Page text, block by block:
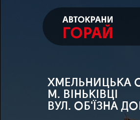
ХМЕЛЬНИЦЬКА
М. ВІНЬКІВЦІ
ВУЛ. ОБ'ЇЗНА